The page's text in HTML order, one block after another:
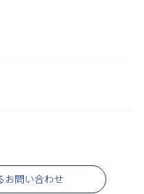
お問い合わせ